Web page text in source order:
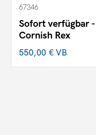
67346
Sofort verfügbar
Cornish Rex
550,00 €VB